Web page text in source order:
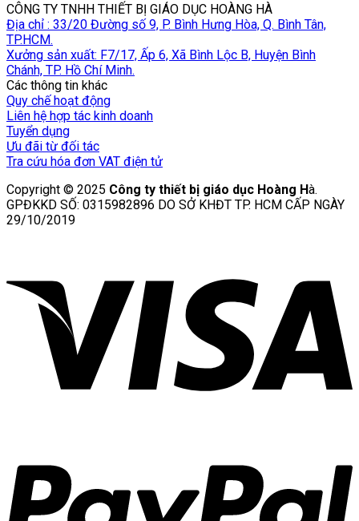
CÔNG TY TNHH THIẾT BỊ GIÁO DỤC HOÀNG HÀ
Địa chỉ : 33/20 Đường số 9, P. Bình Hưng Hòa, Q. Bình Tân,
TP.HCM.
Xưởng sản xuất: F7/17, Ấp 6, Xã Bình Lộc B, Huyện Bình
Chánh, TP. Hồ Chí Minh.
Các thông tin khác
Quy chế hoạt động
Liên hệ hợp tác kinh doanh
Tuyển dụng
Ưu đãi từ đối tác
Tra cứu hóa đơn VAT điện tử
Copyright © 2025 Công ty thiết bị giáo dục Hoàng Hà.
GPĐKKD SỐ: 0315982896 DO SỞ KHĐT TP. HCM CẤP NGÀY
29/10/2019